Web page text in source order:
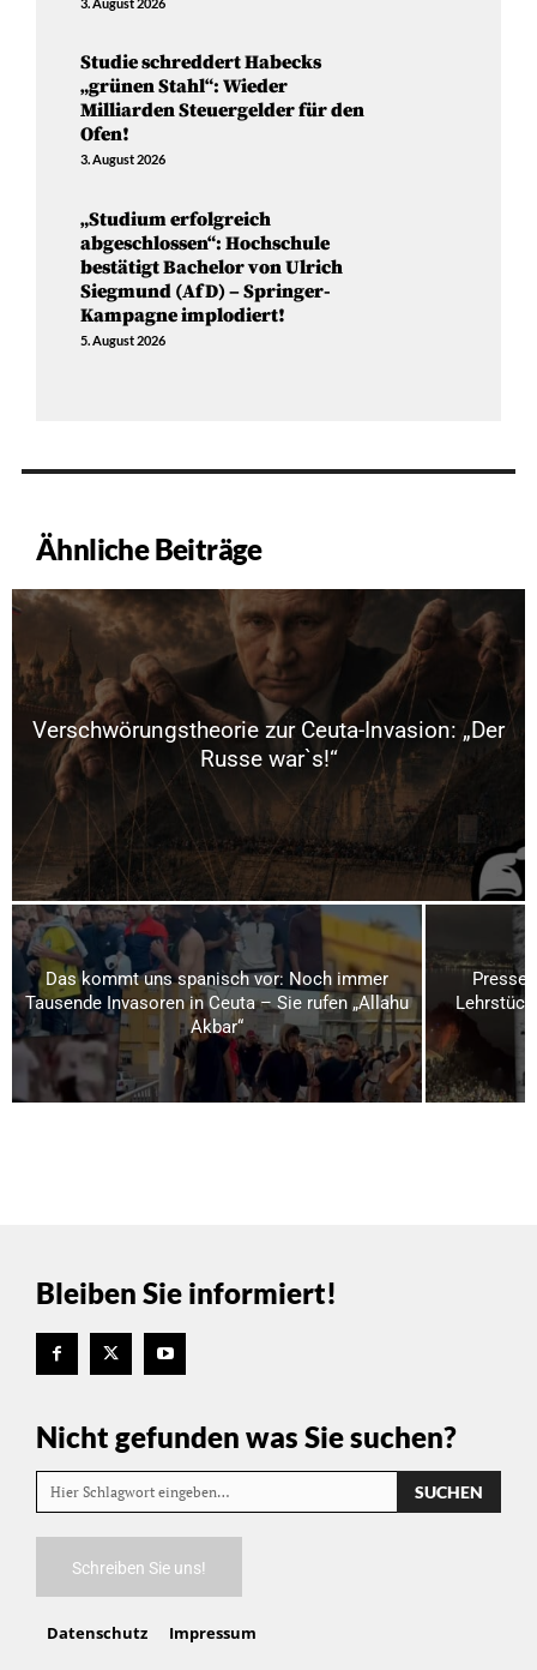
Studie schreddert Habecks
„grünen Stahl“: Wieder
Milliarden Steuergelder für den
Ofen!
3. August 2026
„Studium erfolgreich
abgeschlossen“: Hochschule
bestätigt Bachelor von Ulrich
Siegmund (AfD) – Springer-
Kampagne implodiert!
5. August 2026
Ähnliche Beiträge
Verschwörungstheorie zur Ceuta-Invasion: „Der
Russe war`s!“
Das kommt uns spanisch vor: Noch immer
Tausende Invasoren in Ceuta – Sie rufen „Allahu
Akbar“
Bleiben Sie informiert!
Nicht gefunden was Sie suchen?
Hier Schlagwort eingeben… SUCHEN
Schreiben Sie uns!
Datenschutz Impressum